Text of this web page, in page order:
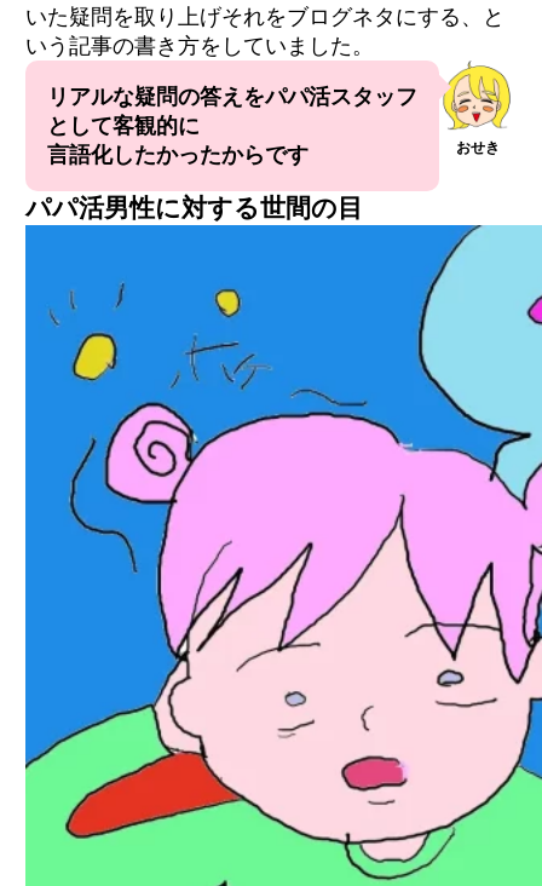
いた疑問を取り上げそれをブログネタにする、と
いう記事の書き方をしていました。
おせき
リアルな疑問の答えをパパ活スタッフ
として客観的に
言語化したかったからです
パパ活男性に対する世間の目